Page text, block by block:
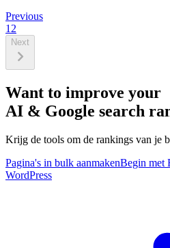
Previous
1 2
Next
Want to improve your
AI & Google search
Krijg de tools om de rankings van je
Pagina's in bulk aanmakenBegin met
WordPress